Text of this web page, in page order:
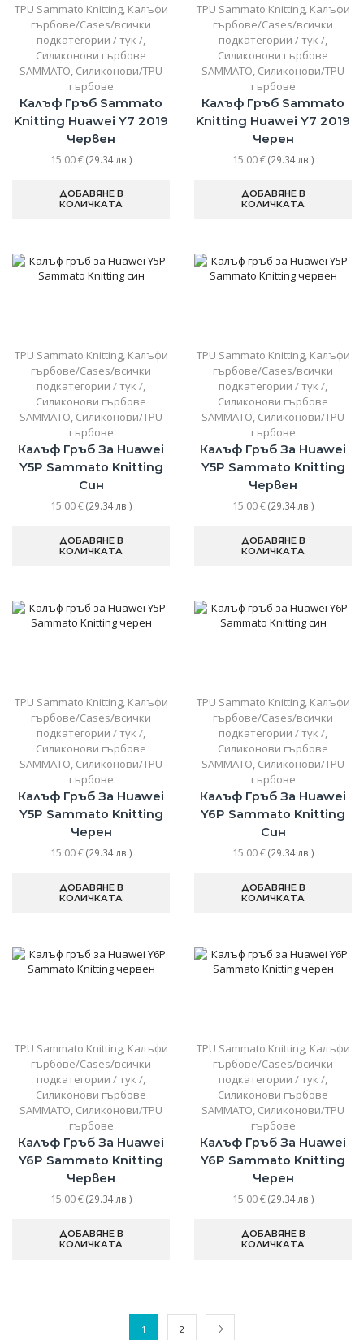
TPU Sammato Knitting, Калъфи
гърбове/Cases/всички
подкатегории / тук /
Силиконови гърбове
SAMMATO Силиконови/TPU
гърбове
Калъф Гръб Sammato
Knitting Huawei Y7 2019
Червен
15.00€(29.34 лв.)
ДОБАВЯНЕ В
КОЛИЧКАТА
TPU Sammato Knitting, Калъфи
гърбове/Cases/всички
подкатегории / тук /
Силиконови гърбове
SAMMATO Силиконови/TPU
гърбове
Калъф Гръб Sammato
Knitting Huawei Y7 2019
Черен
15.00€(29.34 лв.)
ДОБАВЯНЕ В
КОЛИЧКАТА
TPU Sammato Knitting, Калъфи
гърбове/Cases/всички
подкатегории / тук /,
Силиконови гърбове
SAMMATO, Силиконови/TPU
гърбове
Калъф Гръб За Huawei
Y5P Sammato Knitting
Син
15.00€(29.34 лв.)
ДОБАВЯНЕ В
КОЛИЧКАТА
TPU Sammato Knitting, Калъфи
гърбове/Cases/всички
подкатегории / тук /,
Силиконови гърбове
SAMMATO, Силиконови/TPU
гърбове
Калъф Гръб За Huawei
Y5P Sammato Knitting
Червен
15.00€(29.34 лв.)
ДОБАВЯНЕ В
КОЛИЧКАТА
TPU Sammato Knitting, Калъфи
гърбове/Cases/всички
подкатегории / тук /,
Силиконови гърбове
SAMMATO, Силиконови/TPU
гърбове
Калъф Гръб За Huawei
Y5P Sammato Knitting
Черен
15.00€(29.34 лв.)
ДОБАВЯНЕ В
КОЛИЧКАТА
TPU Sammato Knitting, Калъфи
гърбове/Cases/всички
подкатегории / тук /,
Силиконови гърбове
SAMMATO, Силиконови/TPU
гърбове
Калъф Гръб За Huawei
Y6P Sammato Knitting
Син
15.00€(29.34 лв.)
ДОБАВЯНЕ В
КОЛИЧКАТА
TPU Sammato Knitting, Калъфи
гърбове/Cases/всички
подкатегории / тук /,
Силиконови гърбове
SAMMATO, Силиконови/TPU
гърбове
Калъф Гръб За Huawei
Y6P Sammato Knitting
Червен
15.00€(29.34 лв.)
ДОБАВЯНЕ В
КОЛИЧКАТА
TPU Sammato Knitting, Калъфи
гърбове/Cases/всички
подкатегории / тук /,
Силиконови гърбове
SAMMATO, Силиконови/TPU
гърбове
Калъф Гръб За Huawei
Y6P Sammato Knitting
Черен
15.00€(29.34 лв.)
ДОБАВЯНЕ В
КОЛИЧКАТА
1 2